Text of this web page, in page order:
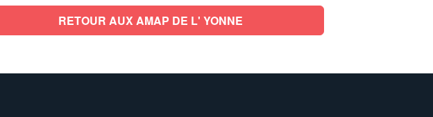
RETOUR AUX AMAP DE L' YONNE